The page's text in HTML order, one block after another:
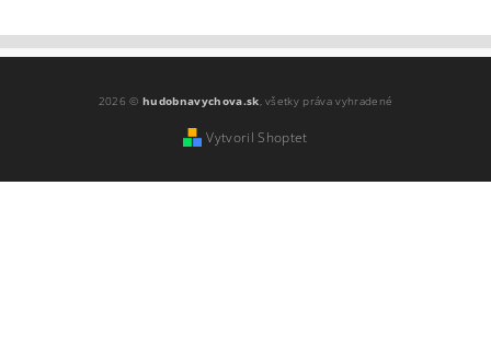
2026 ©hudobnavychova.sk, všetky práva vyhradené
Vytvoril Shoptet